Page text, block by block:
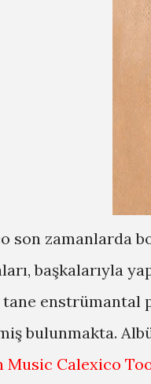
son zamanlarda
başkalarıyla
tane enstrümantal
bulunmakta.
Music Calexico